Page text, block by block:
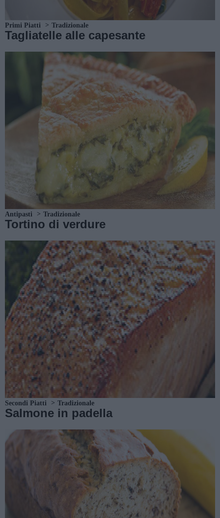
Primi Piatti Tradizionale
Tagliatelle alle capesante
Antipasti Tradizionale
Tortino di verdure
Secondi Piatti Tradizionale
Salmone in padella